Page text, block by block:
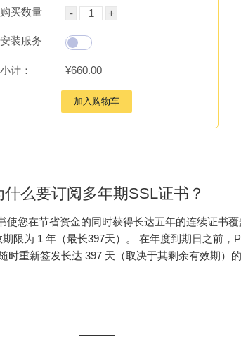
购买数量
安装服务
小计： ¥660.00
加入购物车
什么要订阅多年期SSL证书？
使您在节省资金的同时获得长达五年的连续证书覆
限为 1 年（最长397天）。 在年度到期日之前
时重新签发长达 397 天（取决于其剩余有效期）的